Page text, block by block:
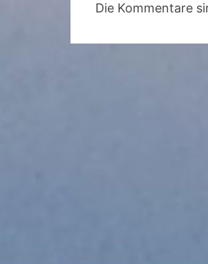
Die Kommentare